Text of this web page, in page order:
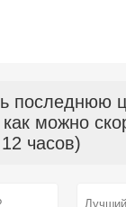
последнюю
можно
часов)